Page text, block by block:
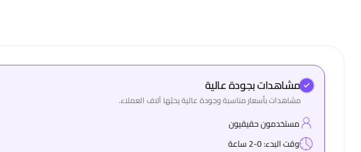
مشاهدات بجودة عالية
مشاهدات بأسعار مناسبة وجودة عالية يحبّها آلاف العملاء.
مستخدمون حقيقيون
وقت البدء: 0-2 ساعة